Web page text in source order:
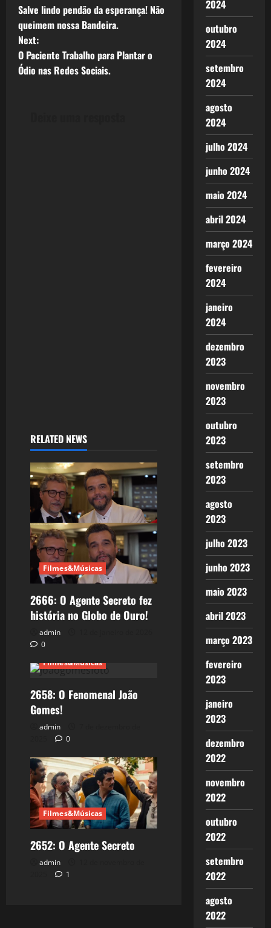
o
s
t
Salve lindo pendão da esperança! Não
queimem nossa Bandeira.
Next:
O Paciente Trabalho para Plantar o
Ódio nas Redes Sociais.
RELATED NEWS
Filmes&Músicas
2666: O Agente Secreto fez
história no Globo de Ouro!
admin
0
Filmes&Músicas
2658: O Fenomenal João
Gomes!
admin
0
Filmes&Músicas
2652: O Agente Secreto
admin
1
2024
outubro
2024
setembro
2024
agosto
2024
julho 2024
junho 2024
maio 2024
abril 2024
março 2024
fevereiro
2024
janeiro
2024
dezembro
2023
novembro
2023
outubro
2023
setembro
2023
agosto
2023
julho 2023
junho 2023
maio 2023
abril 2023
março 2023
fevereiro
2023
janeiro
2023
dezembro
2022
novembro
2022
outubro
2022
setembro
2022
agosto
2022